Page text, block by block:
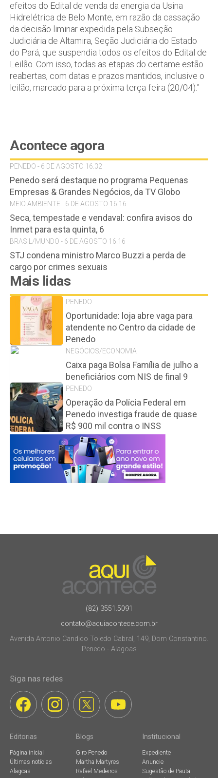
efeitos do Edital de venda da energia da Usina
Hidrelétrica de Belo Monte, em razão da cassação
da decisão liminar expedida pela Subseção
Judiciária de Altamira, Seção Judiciária do Estado
do Pará, que suspendia todos os efeitos do Edital de
Leilão. Com isso, todas as etapas do certame estão
reabertas, com datas e prazos mantidos, inclusive o
leilão, marcado para a próxima terça-feira (20/04).”
Acontece agora
PENEDO - 6 DE AGOSTO 16:32
Penedo será destaque no programa Pequenas
Empresas & Grandes Negócios, da TV Globo
MEIO AMBIENTE - 6 DE AGOSTO 16:16
Seca, tempestade e vendaval: confira avisos do
Inmet para esta quinta, 6
BRASIL/MUNDO - 6 DE AGOSTO 16:16
STJ condena ministro Marco Buzzi a perda de
cargo por crimes sexuais
Mais lidas
PENEDO
Oportunidade: loja abre vaga para
atendente no Centro da cidade de
Penedo
NEGÓCIOS/ECONOMIA
Caixa paga Bolsa Família de julho a
beneficiários com NIS de final 9
PENEDO
Operação da Polícia Federal em
Penedo investiga fraude de quase
R$ 900 mil contra o INSS
(82) 3551.5091
contato@aquiacontece.com.br
Avenida Antonio Candido Toledo Cabral, 149, Dom Constantino.
Penedo - Alagoas
Siga nas redes
Editorias
Página inicial
Últimas notícias
Alagoas
Blogs
Giro Penedo
Martha Martyres
Rafael Medeiros
Institucional
Expediente
Anuncie
Sugestão de Pauta